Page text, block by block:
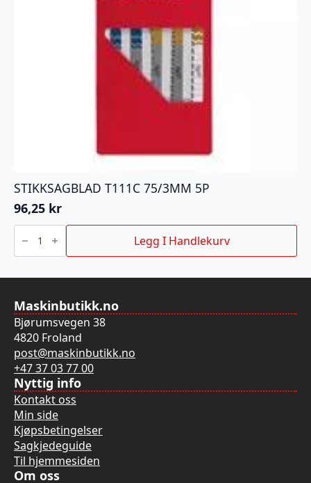
STIKKSAGBLAD T111C 75/3MM 5P
96,25 kr
STIKKSAGBLAD
T111C
75/3MM
5P
Legg I Handlekurv
Maskinbutikk.no
Bjørumsvegen 38
4820 Froland
post@maskinbutikk.no
+47 37 03 77 00
Nyttig info
Kontakt oss
Min side
Kjøpsbetingelser
Sagkjedeguide
Til hjemmesiden
Om oss